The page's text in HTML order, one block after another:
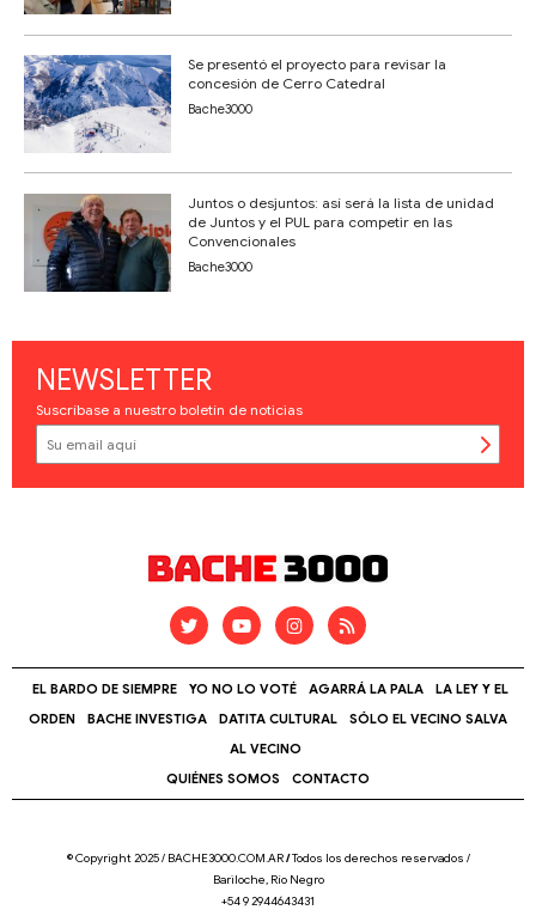
Se presentó el proyecto para revisar la
concesión de Cerro Catedral
Bache3000
Juntos o desjuntos: así será la lista de unidad
de Juntos y el PUL para competir en las
Convencionales
Bache3000
NEWSLETTER
Suscríbase a nuestro boletín de noticias
EL BARDO DE SIEMPRE YO NO LO VOTÉ AGARRÁ LA PALA
LA LEY Y EL
ORDEN
BACHE INVESTIGA DATITA CULTURAL
SÓLO EL VECINO SALVA
AL VECINO
QUIÉNES SOMOS
CONTACTO
© Copyright 2025 / BACHE3000.COM.AR/Todos los derechos reservados /
Bariloche, Río Negro
+54 9 2944643431